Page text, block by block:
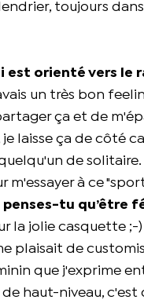
toujours
est orienté vers le
un très bon
ça et de
laisse ça de côté
de
à ce
penses-tu
la jolie casquette
plaisait de
que j'exprime
haut-niveau, c'est